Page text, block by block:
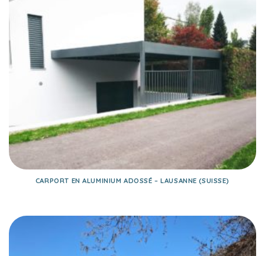
CARPORT EN ALUMINIUM ADOSSÉ – LAUSANNE (SUISSE)